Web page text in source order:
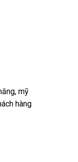
mỹ
hàng